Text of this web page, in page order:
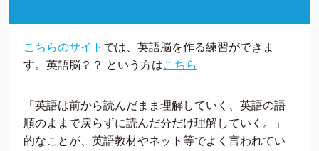
こちらのサイト では、英語脳を作る練習ができま
す。英語脳？？ という方はこちら
「英語は前から読んだまま理解していく、英語の語
順のままで戻らずに読んだ分だけ理解していく。」
的なことが、英語教材やネット等でよく言われてい